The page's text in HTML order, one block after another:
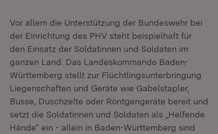
Vor allem die Unterstützung der Bundeswehr bei
der Einrichtung des PHV steht beispielhaft für
den Einsatz der Soldatinnen und Soldaten im
ganzen Land. Das Landeskommando Baden-
Württemberg stellt zur Flüchtlingsunterbringung
Liegenschaften und Geräte wie Gabelstapler,
Busse, Duschzelte oder Röntgengeräte bereit und
setzt die Soldatinnen und Soldaten als „Helfende
Hände“ ein - allein in Baden-Württemberg sind